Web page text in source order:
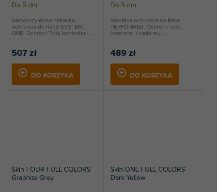
Do 5 dni
507 zł
DO KOSZYKA
Samoprzylepna naklejka
ochronna do Rane SYSTEM
ONE. Ochroni Twój kontroler i...
Do 5 dni
489 zł
DO KOSZYKA
Naklejka ochronna na Rane
PERFORMER. Ochroni Twój
kontroler i nada mu...
Skin FOUR FULL COLORS
Graphite Grey
Skin ONE FULL COLORS
Dark Yellow